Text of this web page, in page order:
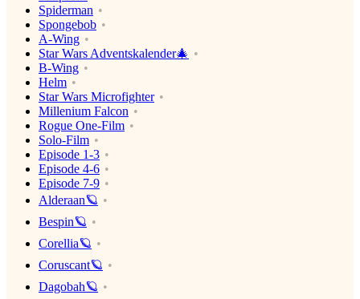
Spiderman
Spongebob
A-Wing
Star Wars Adventskalender🎄
B-Wing
Helm
Star Wars Microfighter
Millenium Falcon
Rogue One-Film
Solo-Film
Episode 1-3
Episode 4-6
Episode 7-9
Alderaan🪐
Bespin🪐
Corellia🪐
Coruscant🪐
Dagobah🪐